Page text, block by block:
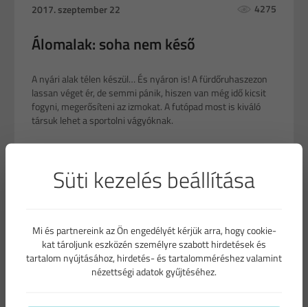
2017. szeptember 22 4275
Álomalak: soha nem késő
A nyári alak télen készül… És nyáron is! A fürdőruhaszezon
lassan véget ér, de semmi pánik, hiszen van még idő kicsit
fogyni, megerősíteni az izmokat. A futópad most is kiváló
társuk lehet a sportolni vágyóknak.
Süti kezelés beállítása
Mi és partnereink az Ön engedélyét kérjük arra, hogy cookie-
kat tároljunk eszközén személyre szabott hirdetések és
tartalom nyújtásához, hirdetés- és tartalomméréshez valamint
nézettségi adatok gyűjtéséhez.